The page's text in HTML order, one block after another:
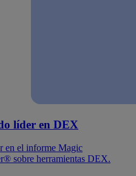
líder en DEX
en el informe Magic
sobre herramientas DEX.